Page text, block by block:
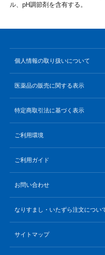
ル、pH調節剤を含有する。
個人情報の取り扱いについて
医薬品の販売に関する表示
特定商取引法に基づく表示
ご利用環境
ご利用ガイド
お問い合わせ
なりすまし・いたずら注文につい
サイトマップ